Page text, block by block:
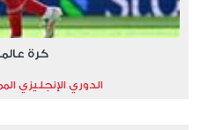
كرة
الدوري الإنجليزي الممتاز